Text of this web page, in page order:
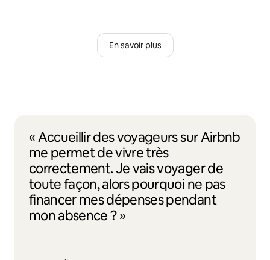
En savoir plus
« Accueillir des voyageurs sur Airbnb
me permet de vivre très
correctement. Je vais voyager de
toute façon, alors pourquoi ne pas
financer mes dépenses pendant
mon absence ? »